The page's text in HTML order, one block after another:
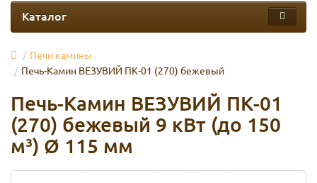
Каталог
Печи камины
Печь-Камин ВЕЗУВИЙ ПК-01 (270) бежевый
Печь-Камин ВЕЗУВИЙ ПК-01
(270) бежевый 9 кВт (до 150
м³) Ø 115 мм